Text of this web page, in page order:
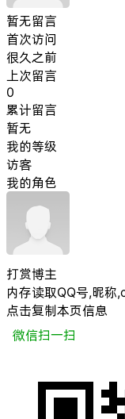
暂无留言
首次访问
很久之前
上次留言
0
累计留言
暂无
我的等级
访客
我的角色
打赏博主
内存读取QQ号,昵
点击复制本页信息
微信扫一扫